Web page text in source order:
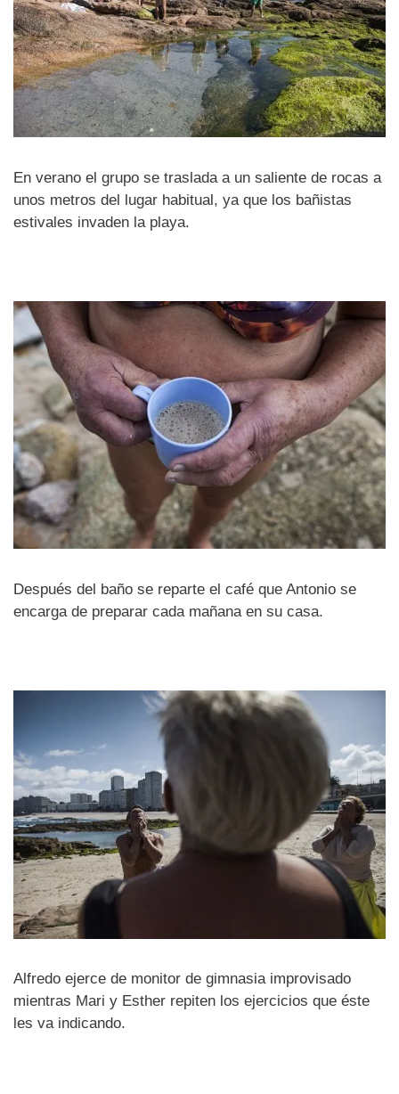
En verano el grupo se traslada a un saliente de rocas a
unos metros del lugar habitual, ya que los bañistas
estivales invaden la playa.
Después del baño se reparte el café que Antonio se
encarga de preparar cada mañana en su casa.
Alfredo ejerce de monitor de gimnasia improvisado
mientras Mari y Esther repiten los ejercicios que éste
les va indicando.